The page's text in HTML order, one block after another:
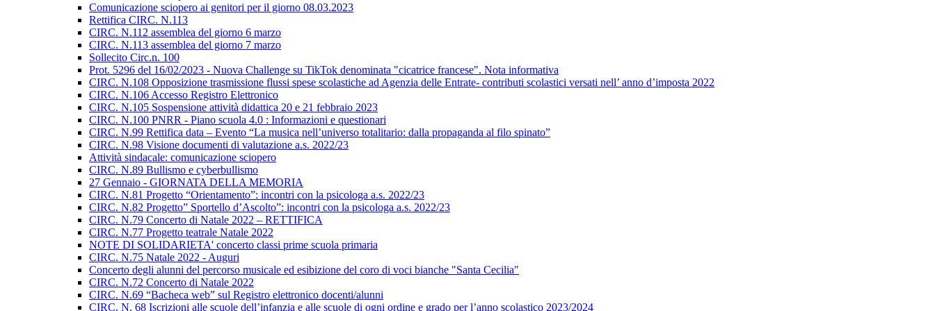
Comunicazione sciopero ai genitori per il giorno 08.03.2023
Rettifica CIRC. N.113
CIRC. N.112 assemblea del giorno 6 marzo
CIRC. N.113 assemblea del giorno 7 marzo
Sollecito Circ.n. 100
Prot. 5296 del 16/02/2023 - Nuova Challenge su TikTok denominata "cicatrice francese". Nota informativa
CIRC. N.108 Opposizione trasmissione flussi spese scolastiche ad Agenzia delle Entrate- contributi scolastici versati nell’ anno d’imposta 2022
CIRC. N.106 Accesso Registro Elettronico
CIRC. N.105 Sospensione attività didattica 20 e 21 febbraio 2023
CIRC. N.100 PNRR - Piano scuola 4.0 : Informazioni e questionari
CIRC. N.99 Rettifica data – Evento “La musica nell’universo totalitario: dalla propaganda al filo spinato”
CIRC. N.98 Visione documenti di valutazione a.s. 2022/23
Attività sindacale: comunicazione sciopero
CIRC. N.89 Bullismo e cyberbullismo
27 Gennaio - GIORNATA DELLA MEMORIA
CIRC. N.81 Progetto “Orientamento”: incontri con la psicologa a.s. 2022/23
CIRC. N.82 Progetto” Sportello d’Ascolto”: incontri con la psicologa a.s. 2022/23
CIRC. N.79 Concerto di Natale 2022 – RETTIFICA
CIRC. N.77 Progetto teatrale Natale 2022
NOTE DI SOLIDARIETA' concerto classi prime scuola primaria
CIRC. N.75 Natale 2022 - Auguri
Concerto degli alunni del percorso musicale ed esibizione del coro di voci bianche "Santa Cecilia"
CIRC. N.72 Concerto di Natale 2022
CIRC. N.69 “Bacheca web” sul Registro elettronico docenti/alunni
CIRC. N. 68 Iscrizioni alle scuole dell’infanzia e alle scuole di ogni ordine e grado per l’anno scolastico 2023/2024